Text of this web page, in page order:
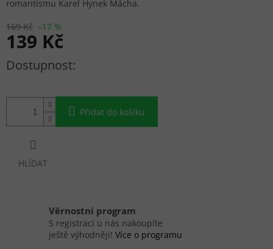
169 Kč –17 %
139 Kč
Měrná cena:
Přidat do košíku
romantismu Karel Hynek Mácha.
HLÍDAT
Věrnostní program
S registrací u nás nakoupíte
ještě výhodněji! Více o programu